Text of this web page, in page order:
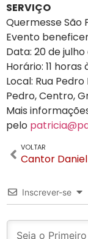
SERVIÇO
Quermesse São
Evento
Data: 20 de
Horário: 11 horas
Local: Rua
Pedro, Centro,
Mais
pelo
VOLTAR
Inscrever-se